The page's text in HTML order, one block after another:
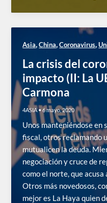
Asia,China,Coronavirus,
La crisis del
impacto (II: La
Carmona
4ASIA•6 mayo, 2020
Unos manteniéndose en
fiscal, otros reclamando
mutualicen la deuda.
negociación y cruce de
como el norte, que
Otros más novedosos,
mejor es La Haya quien